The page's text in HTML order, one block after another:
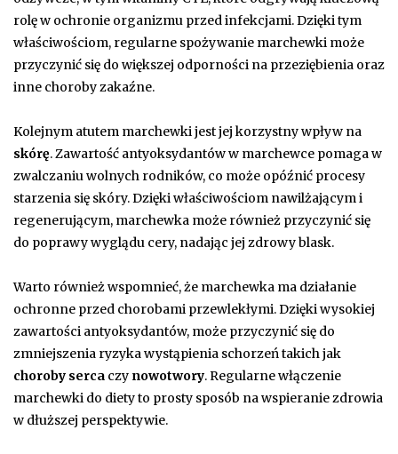
rolę w ochronie organizmu przed infekcjami. Dzięki tym
właściwościom, regularne spożywanie marchewki może
przyczynić się do większej odporności na przeziębienia oraz
inne choroby zakaźne.
Kolejnym atutem marchewki jest jej korzystny wpływ na
skórę. Zawartość antyoksydantów w marchewce pomaga w
zwalczaniu wolnych rodników, co może opóźnić procesy
starzenia się skóry. Dzięki właściwościom nawilżającym i
regenerującym, marchewka może również przyczynić się
do poprawy wyglądu cery, nadając jej zdrowy blask.
Warto również wspomnieć, że marchewka ma działanie
ochronne przed chorobami przewlekłymi. Dzięki wysokiej
zawartości antyoksydantów, może przyczynić się do
zmniejszenia ryzyka wystąpienia schorzeń takich jak
choroby serca czy nowotwory. Regularne włączenie
marchewki do diety to prosty sposób na wspieranie zdrowia
w dłuższej perspektywie.